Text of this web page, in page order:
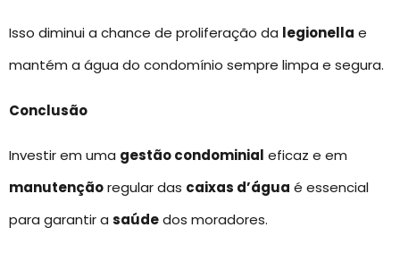
Isso diminui a chance de proliferação da legionella e
mantém a água do condomínio sempre limpa e segura.
Conclusão
Investir em uma gestão condominial eficaz e em
manutençãoregular das caixas d’água é essencial
para garantir a saúdedos moradores.